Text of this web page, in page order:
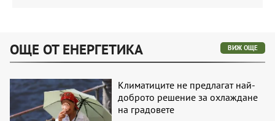
ОЩЕ ОТ ЕНЕРГЕТИКА ВИЖ ОЩЕ
Климатиците не предлагат най-
доброто решение за охлаждане
на градовете